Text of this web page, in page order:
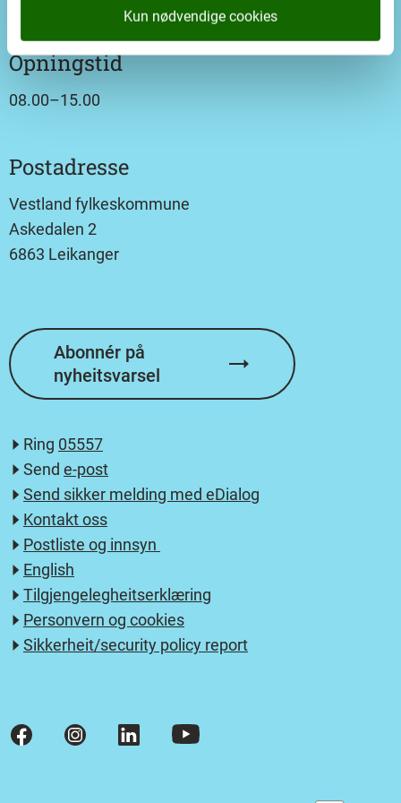
Kun nødvendige cookies
Opningstid
08.00–15.00
Postadresse
Vestland fylkeskommune
Askedalen 2
6863 Leikanger
Abonnér på
nyheitsvarsel
Ring 05557
Send e-post
Send sikker melding med eDialog
Kontakt oss
Postliste og innsyn
English
Tilgjengelegheitserklæring
Personvern og cookies
Sikkerheit/security policy report